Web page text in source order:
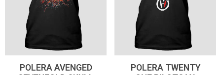
POLERA AVENGED
POLERA TWENTY